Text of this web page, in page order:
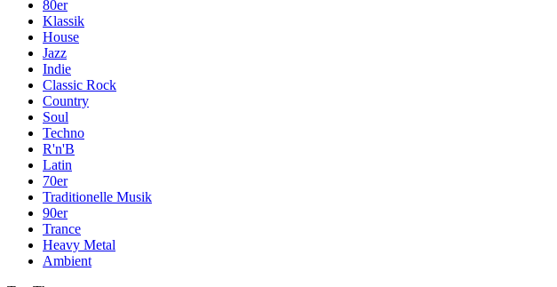
80er
Klassik
House
Jazz
Indie
Classic Rock
Country
Soul
Techno
R'n'B
Latin
70er
Traditionelle Musik
90er
Trance
Heavy Metal
Ambient